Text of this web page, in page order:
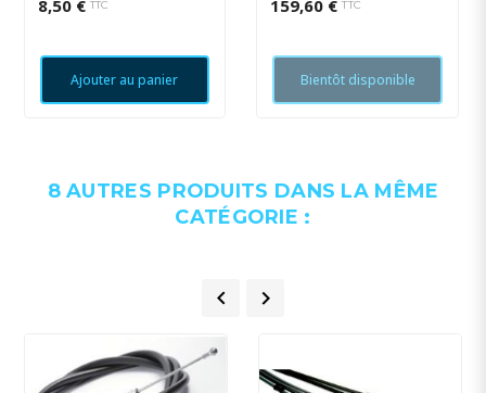
8,50 € TTC
Ajouter au panier
159,60 € TTC
Bientôt disponible
8 AUTRES PRODUITS DANS LA MÊME
CATÉGORIE :
 